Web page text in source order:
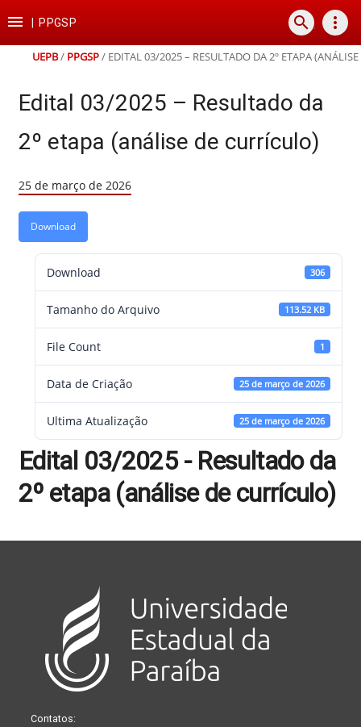
para
conteúdo
para
para
para
rodapé
 PPGSP search more_vert
UEPB/ PPGSP/ EDITAL 03/2025 – RESULTADO DA 2º ETAPA
Edital 03/2025 – Resultado da
2º etapa (análise de currículo)
25 de março de 2026
Download
Download 306
Tamanho do Arquivo 113.52 KB
File Count 1
Data de Criação 25 de março de 2026
Ultima Atualização 25 de março de 2026
Edital 03/2025 - Resultado da
2º etapa (análise de currículo)
Contatos: